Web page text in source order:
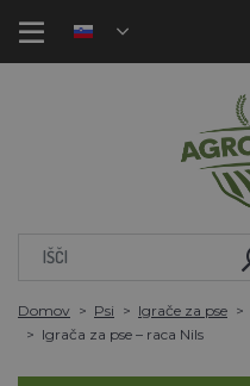
Domov Psi Igrače za pse
Igrača za pse – raca Nils